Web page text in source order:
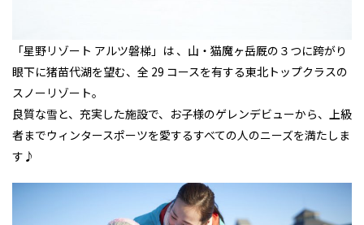
「星野リゾート アルツ磐梯」は 、山・猫魔ヶ岳厩の３つに跨がり
眼下に猪苗代湖を望む、全 29 コースを有する東北トップクラスの
スノーリゾート。
良質な雪と、充実した施設で、お子様のゲレンデビューから、上級
者までウィンタースポーツを愛するすべての人のニーズを満たしま
す♪